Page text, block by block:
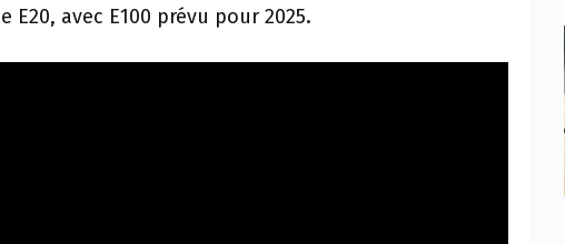
avec E100 prévu pour 2025.